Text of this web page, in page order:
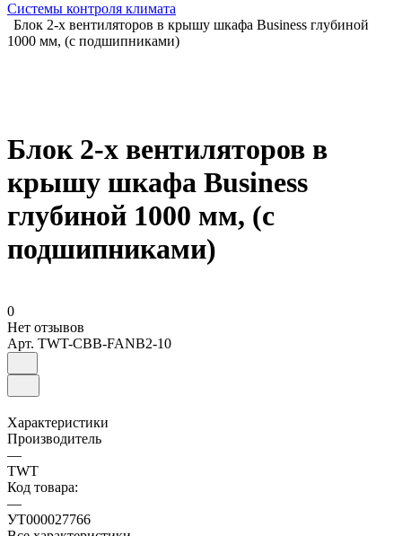
Системы контроля климата
Блок 2-х вентиляторов в крышу шкафа Business глубиной
1000 мм, (с подшипниками)
Блок 2-х вентиляторов в
крышу шкафа Business
глубиной 1000 мм, (с
подшипниками)
0
Нет отзывов
Арт. TWT-CBB-FANB2-10
Характеристики
Производитель
—
TWT
Код товара:
—
УТ000027766